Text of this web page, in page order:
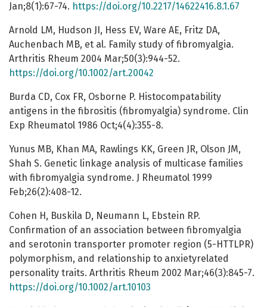
Jan;8(1):67-74. https://doi.org/10.2217/14622416.8.1.67
Arnold LM, Hudson JI, Hess EV, Ware AE, Fritz DA,
Auchenbach MB, et al. Family study of fibromyalgia.
Arthritis Rheum 2004 Mar;50(3):944-52.
https://doi.org/10.1002/art.20042
Burda CD, Cox FR, Osborne P. Histocompatability
antigens in the fibrositis (fibromyalgia) syndrome. Clin
Exp Rheumatol 1986 Oct;4(4):355-8.
Yunus MB, Khan MA, Rawlings KK, Green JR, Olson JM,
Shah S. Genetic linkage analysis of multicase families
with fibromyalgia syndrome. J Rheumatol 1999
Feb;26(2):408-12.
Cohen H, Buskila D, Neumann L, Ebstein RP.
Confirmation of an association between fibromyalgia
and serotonin transporter promoter region (5-HTTLPR)
polymorphism, and relationship to anxietyrelated
personality traits. Arthritis Rheum 2002 Mar;46(3):845-7.
https://doi.org/10.1002/art.10103